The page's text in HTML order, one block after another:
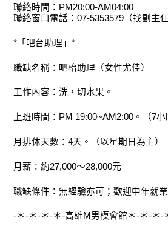
聯絡時間：PM20:00-AM04:00
聯絡窗口電話：07-5353579（找副主任
*「吧台助理」*
職缺名稱：吧枱助理（女性尤佳）
工作內容：洗，切水果。
上班時間：PM 19:00~AM2:00。（7小
月排休天數：4天。（以星期日為主）
月薪：約27,000～28,000元
職缺條件：無經驗亦可；歡迎中年就業
-＊-＊-＊-＊-高雄M男模會館＊-＊-＊-